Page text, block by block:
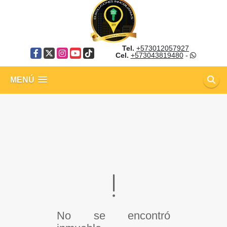
Facebook
X Instagram
YouTube
TikTok
Tel. +573012057927
Cel. +573043819480-
MENÚ
No se encontró